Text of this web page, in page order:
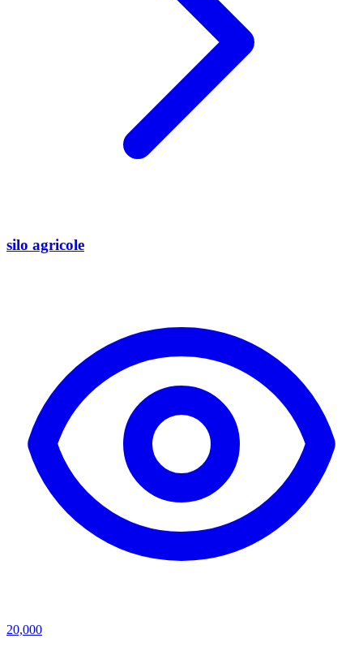
silo agricole
20,000